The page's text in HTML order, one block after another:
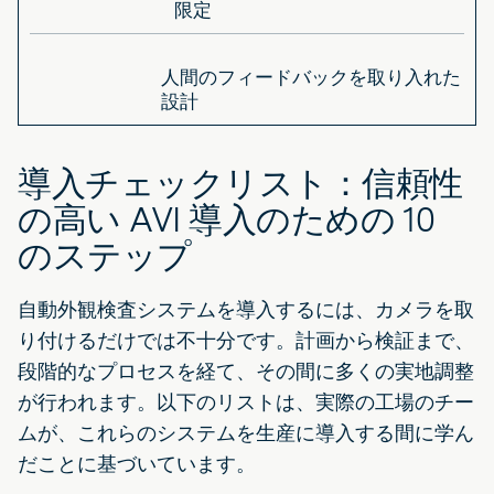
限定
人間のフィードバックを取り入れた
設計
導入チェックリスト：信頼性
の高い AVI 導入のための 10
のステップ
自動外観検査システムを導入するには、カメラを取
り付けるだけでは不十分です。計画から検証まで、
段階的なプロセスを経て、その間に多くの実地調整
が行われます。以下のリストは、実際の工場のチー
ムが、これらのシステムを生産に導入する間に学ん
だことに基づいています。